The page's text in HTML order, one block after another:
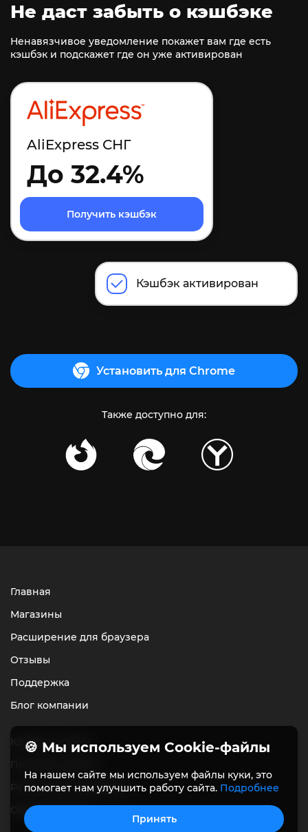
AliExpress СНГ
До 32.4%
Получить кэшбэк
Кэшбэк активирован
Не даст забыть о кэшбэке
Ненавязчивое уведомление покажет вам где есть
кэшбэк и подскажет где он уже активирован
Установить для Chrome
Также доступно для:
Главная
Магазины
Расширение для браузера
Отзывы
Поддержка
Блог компании
Кэшбэк с чеков
Рекламные материалы
Обратная связь
🍪 Мы используем Cookie-файлы
На нашем сайте мы используем файлы куки, это
помогает нам улучшить работу сайта. Подробнее
Принять